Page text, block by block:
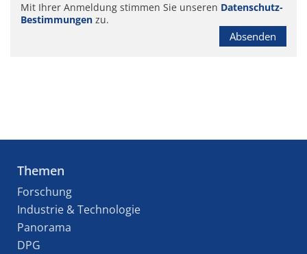
Mit Ihrer Anmeldung stimmen Sie unseren Datenschutz-
Bestimmungen zu.
Absenden
Themen
Forschung
Industrie & Technologie
Panorama
DPG